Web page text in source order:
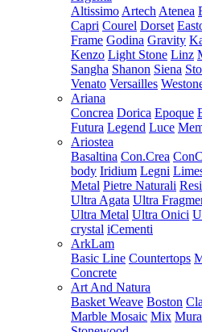
Altissimo Artech Atenea
Capri Courel Dorset
Frame Godina Gravity
Kenzo Light Stone Linz
Sangha Shanon Siena
Venato Versailles
Ariana
Concrea Dorica Epoque
Futura Legend Luce
Ariostea
Basaltina Con.Crea
body Iridium Legni
Metal Pietre Naturali
Ultra Agata Ultra
Ultra Metal Ultra Onici
crystal iCementi
ArkLam
Basic Line Countertops
Concrete
Art And Natura
Basket Weave Boston
Marble Mosaic Mix